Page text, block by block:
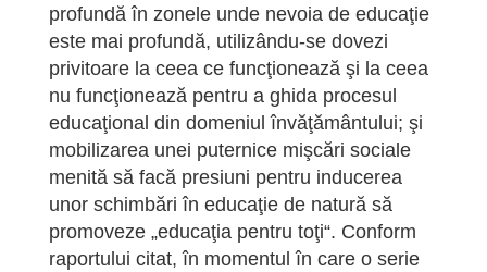
profundă în zonele unde nevoia de educaţie
este mai profundă, utilizându-se dovezi
privitoare la ceea ce funcţionează şi la ceea
nu funcţionează pentru a ghida procesul
educaţional din domeniul învăţământului; şi
mobilizarea unei puternice mişcări sociale
menită să facă presiuni pentru inducerea
unor schimbări în educaţie de natură să
promoveze „educaţia pentru toţi“. Conform
raportului citat, în momentul în care o serie